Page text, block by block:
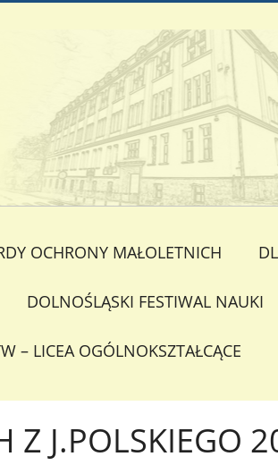
OCHRONY MAŁOLETNICH
DOLNOŚLĄSKI FESTIWAL NAUKI
– LICEA OGÓLNOKSZTAŁCĄCE
Z J.POLSKIEGO